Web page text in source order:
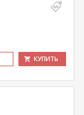
КУПИТЬ